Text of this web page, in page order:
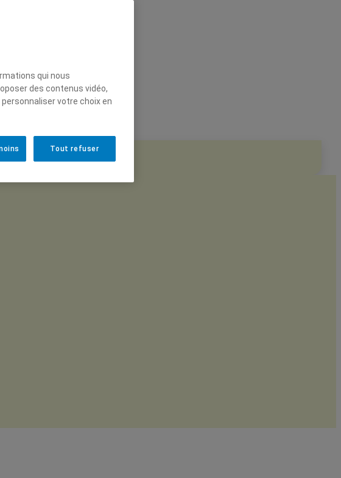
qui nous
des contenus vidéo,
votre choix en
Tout refuser